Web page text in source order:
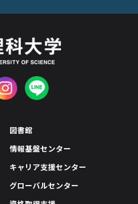
図書館
情報基盤センター
キャリア支援センター
グローバルセンター